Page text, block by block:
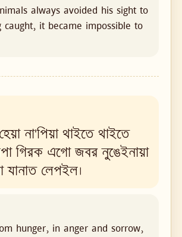
always avoided his sight to
caught, it became impossible to
না'পিয়া থাইতে থাইতে
গিরক এগো জবর নুঙেইনায়া
যানাত লেপইল।
hunger, in anger and sorrow,